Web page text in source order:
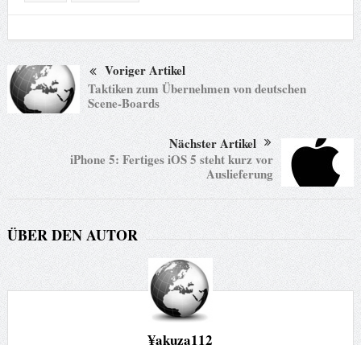
Voriger Artikel
Taktiken zum Übernehmen von deutschen
Scene-Boards
Nächster Artikel
iPhone 5: Fertiges iOS 5 steht kurz vor
Auslieferung
ÜBER DEN AUTOR
¥akuza112